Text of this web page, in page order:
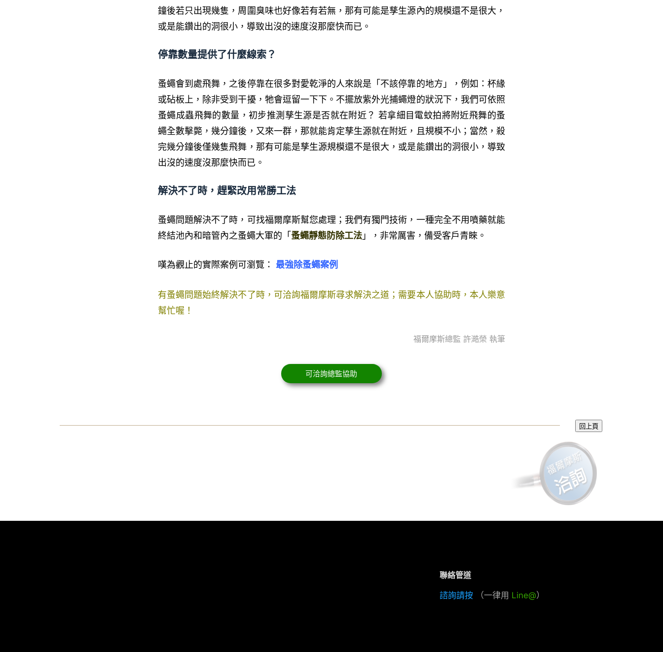
鐘後若只出現幾隻，周圍臭味也好像若有若無，那有可能是孳生源內的規模還不是很大，
或是能鑽出的洞很小，導致出沒的速度沒那麼快而已。
停靠數量提供了什麼線索？
蚤蠅會到處飛舞，之後停靠在很多對愛乾淨的人來說是「不該停靠的地方」，例如：杯緣
或砧板上，除非受到干擾，牠會逗留一下下。不擺放紫外光捕蠅燈的狀況下，我們可依照
蚤蠅成蟲飛舞的數量，初步推測孳生源是否就在附近？ 若拿細目電蚊拍將附近飛舞的蚤
蠅全數擊斃，幾分鐘後，又來一群，那就能肯定孳生源就在附近，且規模不小；當然，殺
完幾分鐘後僅幾隻飛舞，那有可能是孳生源規模還不是很大，或是能鑽出的洞很小，導致
出沒的速度沒那麼快而已。
解決不了時，趕緊改用常勝工法
蚤蠅問題解決不了時，可找福爾摩斯幫您處理；我們有獨門技術，一種完全不用噴藥就能
終結池內和暗管內之蚤蠅大軍的「 蚤蠅靜態防除工法 」，非常厲害，備受客戶青睞。
嘆為觀止的實際案例可瀏覽 ： 最強除蚤蠅案例
有蚤蠅問題始終解決不了時，可洽詢福爾摩斯尋求解決之道；需要本人協助時，本人樂意
幫忙喔！
福爾摩斯總監 許澔榮 執筆
可洽詢總監協助
聯絡管道
諮詢請按 （一律用 Line@）